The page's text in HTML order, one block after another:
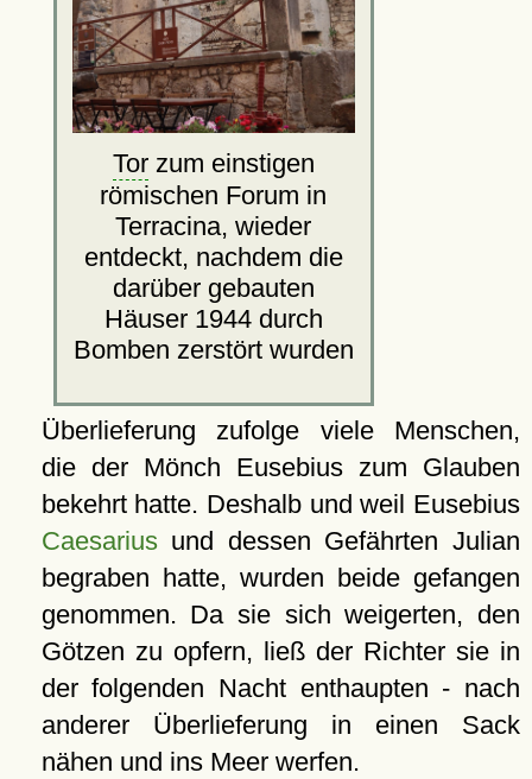
Torzum einstigen
römischen Forum in
Terracina, wieder
entdeckt, nachdem die
darüber gebauten
Häuser 1944 durch
Bomben zerstört wurden
Überlieferung zufolge viele Menschen,
die der Mönch Eusebius zum Glauben
bekehrt hatte. Deshalb und weil Eusebius
Caesariusund dessen Gefährten Julian
begraben hatte, wurden beide gefangen
genommen. Da sie sich weigerten, den
Götzen zu opfern, ließ der Richter sie in
der folgenden Nacht enthaupten - nach
anderer Überlieferung in einen Sack
nähen und ins Meer werfen.